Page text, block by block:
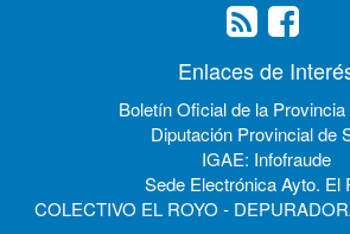
Enlaces de
Boletín Oficial de la Provincia
Diputación Provincial de
IGAE: Infofraude
Sede Electrónica Ayto. El
COLECTIVO EL ROYO -